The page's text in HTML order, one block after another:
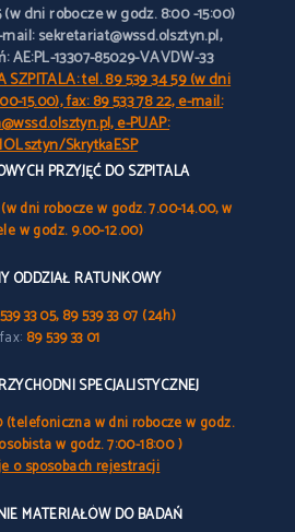
(w dni robocze w godz. 8:00 -15:00)
mail: sekretariat@wssd.olsztyn.pl,
AE:PL-13307-85029-VAVDW-33
SZPITALA: tel. 89 539 34 59 (w dni
15.00), fax: 89 533 78 22, e-mail:
e-PUAP:
SkrytkaESP
PRZYJĘĆ DO SZPITALA
(w dni robocze w godz. 7.00-14.00, w
w godz. 9.00-12.00)
ODDZIAŁ RATUNKOWY
33 05, 89 539 33 07 (24h)
fax: 89 539 33 01
SPECJALISTYCZNEJ
(telefoniczna w dni robocze w godz.
w godz. 7:00-18:00 )
o sposobach rejestracji
MATERIAŁÓW DO BADAŃ